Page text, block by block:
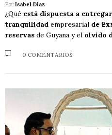
Por Isabel Díaz
¿Qué está dispuesta a entregar
tranquilidad empresarial de
reservas de Guyana y el olvido
0 COMENTARIOS